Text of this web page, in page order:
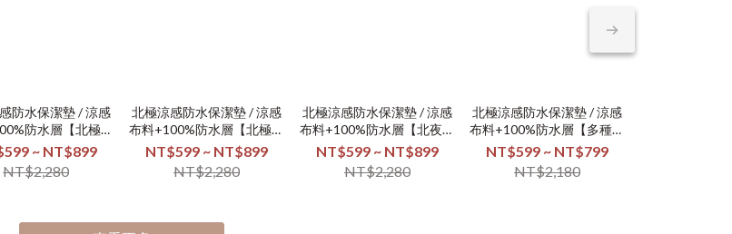
防水保潔墊 / 涼感
防水層【北極晴
藍】
~ NT$899
NT$2,280
北極涼感防水保潔墊 / 涼感
布料+100%防水層【北極雪
白】
NT$599 ~ NT$899
NT$2,280
北極涼感防水保潔墊 / 涼感
布料+100%防水層【北夜灰
雪】
NT$599 ~ NT$899
NT$2,280
北極涼感防水保潔墊 / 涼感
布料+100%防水層【多種顏
色】
NT$599 ~ NT$799
NT$2,180